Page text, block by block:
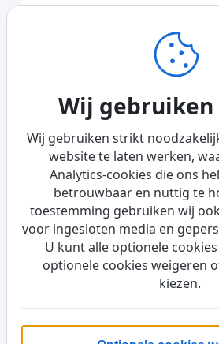
Hoogwaardige restauratie,
voor historische auto’s.
Wij gebruiken
Wij gebruiken strikt
website te laten werken,
Analytics-cookies die ons
betrouwbaar en nuttig te
toestemming gebruiken wij
voor ingesloten media en
U kunt alle optionele
optionele cookies weigeren
kiezen.